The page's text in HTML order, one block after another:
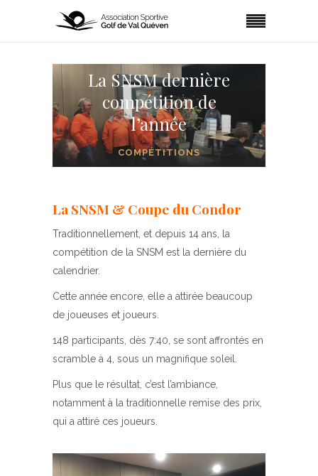
La SNSM dernière
compétition de
l’année
COMPÉTITIONS
La SNSM & Coupe du Condor
Traditionnellement, et depuis 14 ans, la
compétition de la SNSM est la dernière du
calendrier.
Cette année encore, elle a attirée beaucoup
de joueuses et joueurs.
148 participants, dès 7:40, se sont affrontés en
scramble à 4, sous un magnifique soleil.
Plus que le résultat, c’est l’ambiance,
notamment à la traditionnelle remise des prix,
qui a attiré ces joueurs.